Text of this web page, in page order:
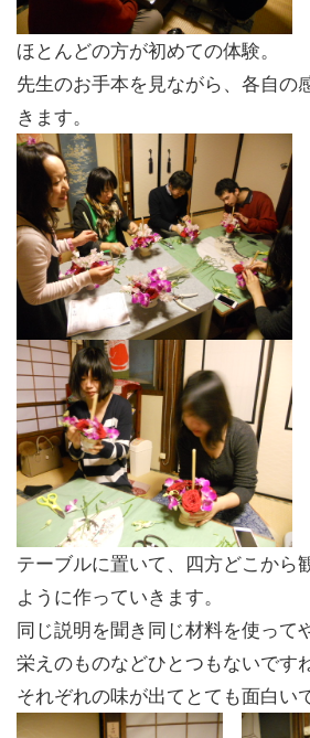
ほとんどの方が初めての体験。
先生のお手本を見ながら、各自の
きます。
テーブルに置いて、四方どこから
ように作っていきます。
同じ説明を聞き同じ材料を使って
栄えのものなどひとつもないです
それぞれの味が出てとても面白い